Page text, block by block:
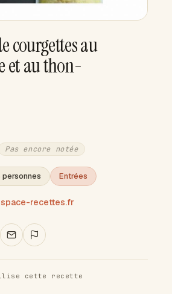
courgettes au
et au thon-
Pas encore notée
personnes Entrées
recettes.fr
cette recette